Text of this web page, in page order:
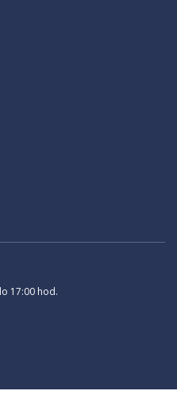
17:00 hod.